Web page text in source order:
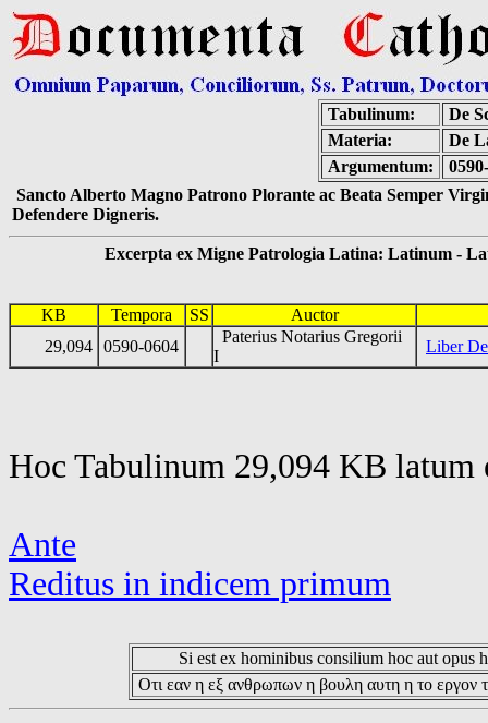
Tabulinum:
De
Materia:
De
Argumentum:
Sancto Alberto Magno Patrono Plorante ac Beata Semper
Defendere Digneris.
Excerpta ex Migne Patrologia Latina: Latinum -
KB Tempora SS
Auctor
29,094 0590-0604
Paterius Notarius Gregorii
I
Liber
Hoc Tabulinum 29,094 KB latum
Ante
Reditus in indicem primum
Si est ex hominibus consilium hoc aut opus
Οτι εαν η εξ ανθρωπων η βουλη αυτη η το εργον